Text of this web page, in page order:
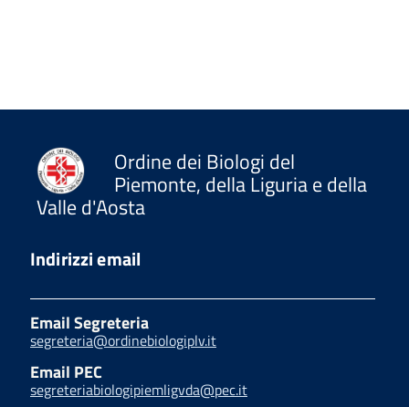
Ordine dei Biologi del
Piemonte, della Liguria e della
Valle d'Aosta
Indirizzi email
Email Segreteria
segreteria@ordinebiologiplv.it
Email PEC
segreteriabiologipiemligvda@pec.it